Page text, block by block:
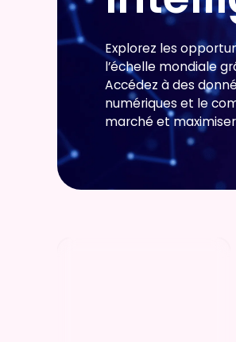
Explorez les
l’échelle mondiale
Accédez à des
numériques et le
marché et